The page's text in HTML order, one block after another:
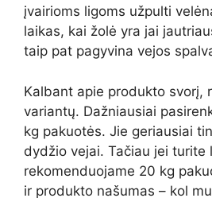
įvairioms ligoms užpulti
laikas, kai žolė yra jai
taip pat pagyvina vejos
Kalbant apie produkto svorį,
variantų. Dažniausiai
kg pakuotės. Jie geriausiai
dydžio vejai. Tačiau jei turite
rekomenduojame 20 kg
ir produkto našumas – kol